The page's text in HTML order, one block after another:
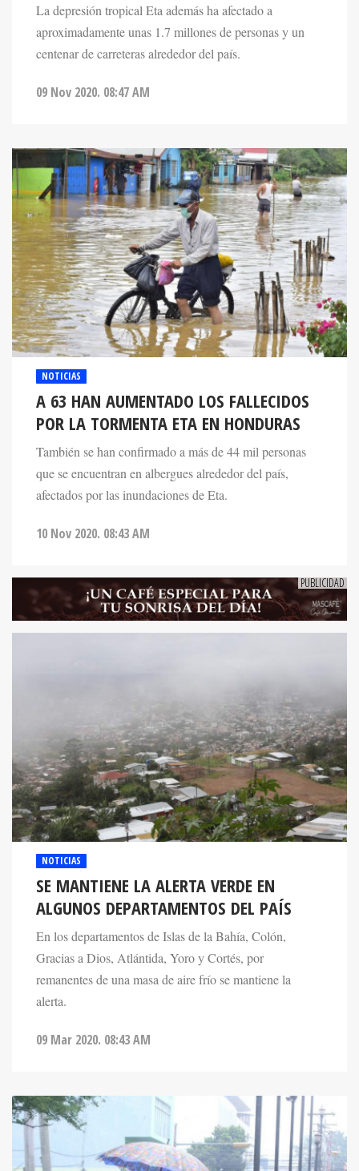
La depresión tropical Eta además ha afectado a
aproximadamente unas 1.7 millones de personas y un
centenar de carreteras alrededor del país.
09 Nov 2020. 08:47 AM
NOTICIAS
A 63 HAN AUMENTADO LOS FALLECIDOS
POR LA TORMENTA ETA EN HONDURAS
También se han confirmado a más de 44 mil personas
que se encuentran en albergues alrededor del país,
afectados por las inundaciones de Eta.
10 Nov 2020. 08:43 AM
NOTICIAS
SE MANTIENE LA ALERTA VERDE EN
ALGUNOS DEPARTAMENTOS DEL PAÍS
En los departamentos de Islas de la Bahía, Colón,
Gracias a Dios, Atlántida, Yoro y Cortés, por
remanentes de una masa de aire frío se mantiene la
alerta.